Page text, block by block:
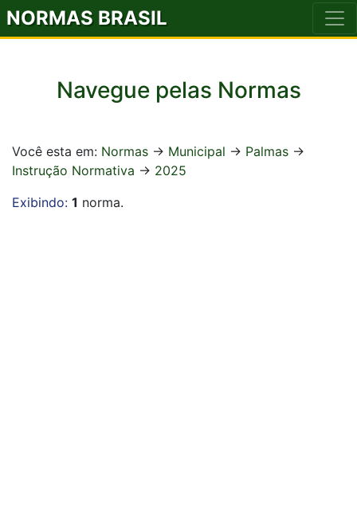
NORMAS BRASIL
Navegue pelas Normas
Você esta em: Normas -> Municipal -> Palmas ->
Instrução Normativa -> 2025
Exibindo: 1 norma.